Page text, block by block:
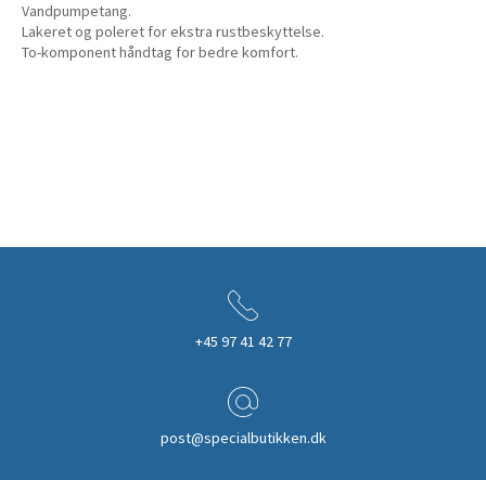
Vandpumpetang.
Lakeret og poleret for ekstra rustbeskyttelse.
To-komponent håndtag for bedre komfort.
+45 97 41 42 77
post@specialbutikken.dk